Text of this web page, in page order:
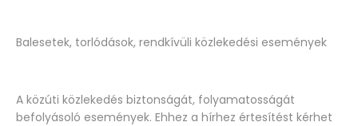
Balesetek, torlódások, rendkívüli közlekedési események
A közúti közlekedés biztonságát, folyamatosságát
befolyásoló események. Ehhez a hírhez értesítést kérhet